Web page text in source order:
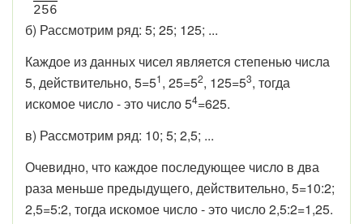
256
б) Рассмотрим ряд: 5; 25; 125; ...
Каждое из данных чисел является степенью числа
5, действительно, 5=51, 25=52, 125=53, тогда
искомое число - это число 54=625.
в) Рассмотрим ряд: 10; 5; 2,5; ...
Очевидно, что каждое последующее число в два
раза меньше предыдущего, действительно, 5=10:2;
2,5=5:2, тогда искомое число - это число 2,5:2=1,25.